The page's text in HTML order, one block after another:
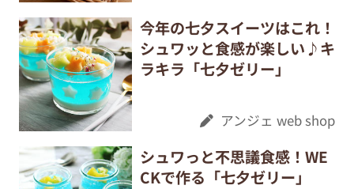
今年の七夕スイーツはこれ！
シュワッと食感が楽しい♪キ
ラキラ「七夕ゼリー」
アンジェ web shop
シュワっと不思議食感！WE
CKで作る「七夕ゼリー」